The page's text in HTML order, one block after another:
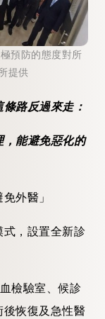
預防的態度對所
提供
路反過來走：
，能避免惡化的
外醫」
，設置全新診
檢驗室、候診
後恢復及急性醫